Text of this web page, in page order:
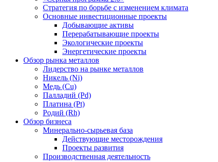
Стратегия по борьбе с изменением климата
Основные инвестиционные проекты
Добывающие активы
Перерабатывающие проекты
Экологические проекты
Энергетические проекты
Обзор рынка металлов
Лидерство на рынке металлов
Никель (Ni)
Медь (Cu)
Палладий (Pd)
Платина (Pt)
Родий (Rh)
Обзор бизнеса
Минерально-сырьевая база
Действующие месторождения
Проекты развития
Производственная деятельность